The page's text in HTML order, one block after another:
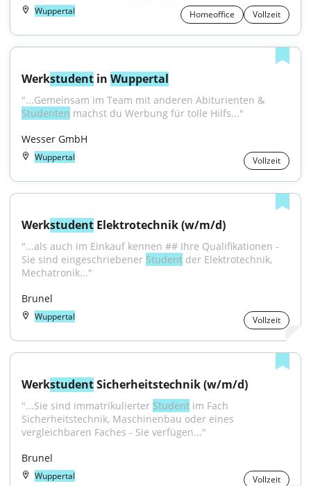
Wuppertal Homeoffice Vollzeit
Werkstudent in Wuppertal
Studenten machst du Werbung für tolle Hilfs..."
Wesser GmbH
Wuppertal Vollzeit
Werkstudent Elektrotechnik (w/m/d)
"...als auch im Einkauf kennen ## Ihre Qualifikationen -
Sie sind eingeschriebener Student der Elektrotechnik,
Mechatronik..."
Brunel
Wuppertal Vollzeit
Werkstudent Sicherheitstechnik (w/m/d)
"...Sie sind immatrikulierter Student im Fach
Sicherheitstechnik, Maschinenbau oder eines
vergleichbaren Faches - Sie verfügen..."
Brunel
Wuppertal Vollzeit